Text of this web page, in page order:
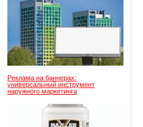
Реклама на баннерах:
универсальный инструмент
наружного маркетинга